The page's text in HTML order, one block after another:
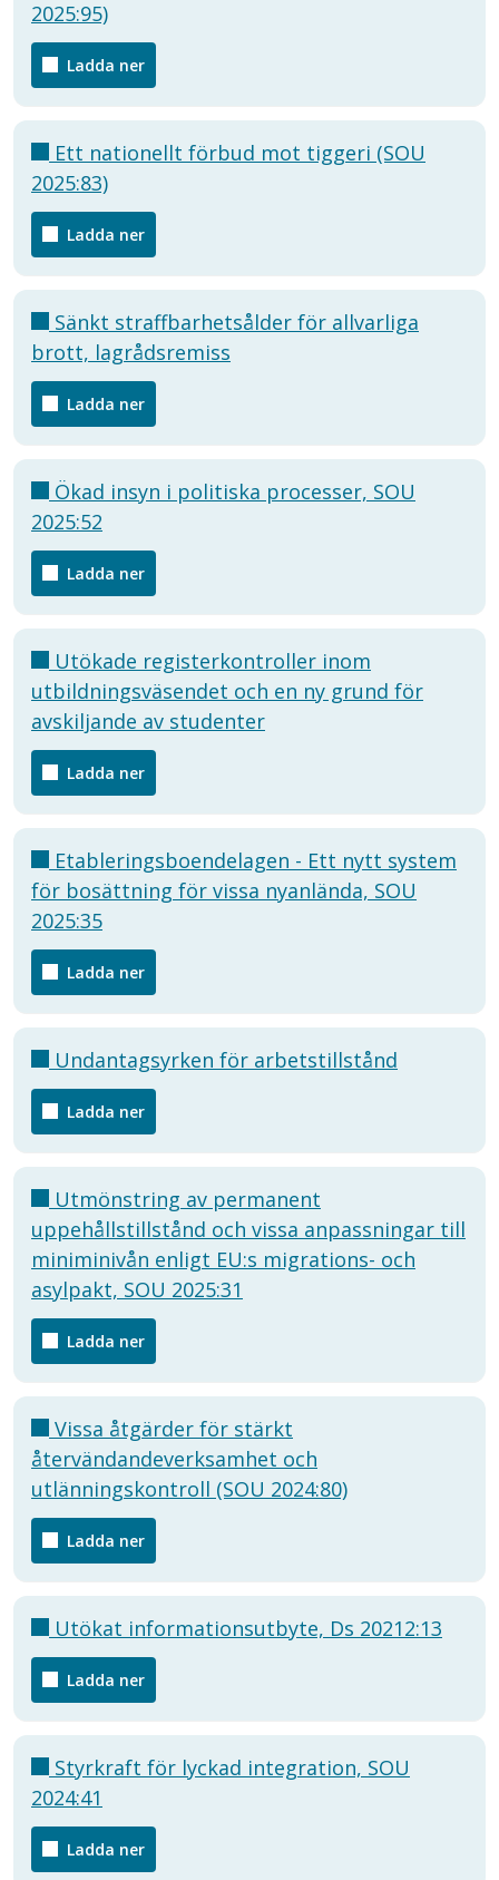
2025:95)
Ladda ner
Ett nationellt förbud mot tiggeri (SOU
2025:83)
Ladda ner
Sänkt straffbarhetsålder för allvarliga
brott, lagrådsremiss
Ladda ner
Ökad insyn i politiska processer, SOU
2025:52
Ladda ner
Utökade registerkontroller inom
utbildningsväsendet och en ny grund för
avskiljande av studenter
Ladda ner
Etableringsboendelagen - Ett nytt system
för bosättning för vissa nyanlända, SOU
2025:35
Ladda ner
Undantagsyrken för arbetstillstånd
Ladda ner
Utmönstring av permanent
uppehållstillstånd och vissa anpassningar till
miniminivån enligt EU:s migrations- och
asylpakt, SOU 2025:31
Ladda ner
Vissa åtgärder för stärkt
återvändandeverksamhet och
utlänningskontroll (SOU 2024:80)
Ladda ner
Utökat informationsutbyte, Ds 20212:13
Ladda ner
Styrkraft för lyckad integration, SOU
2024:41
Ladda ner